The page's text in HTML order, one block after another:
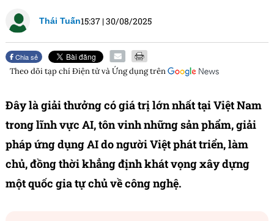
Thái Tuấn15:37 |30/08/2025
Chia sẻ
Theo dõi tạp chíĐiện tử và Ứng dụngtrên
Đây là giải thưởng có giá trị lớn nhất tại Việt Nam
trong lĩnh vực AI, tôn vinh những sản phẩm, giải
pháp ứng dụng AI do người Việt phát triển, làm
chủ, đồng thời khẳng định khát vọng xây dựng
một quốc gia tự chủ về công nghệ.